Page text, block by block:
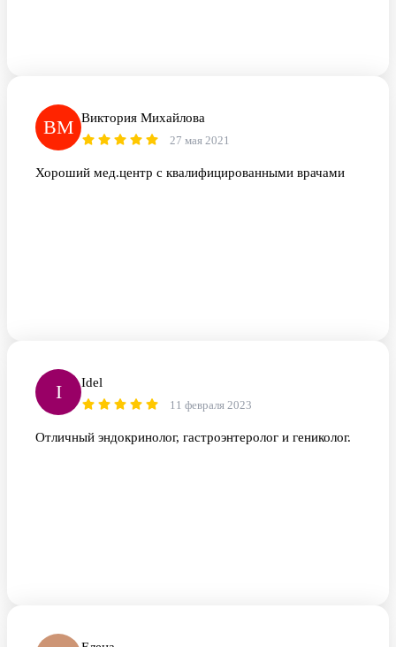
ВМ Виктория Михайлова
27 мая 2021
Хороший мед.центр с квалифицированными врачами
I Idel
11 февраля 2023
Отличный эндокринолог, гастроэнтеролог и гениколог.